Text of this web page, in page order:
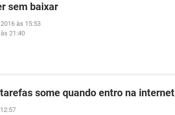
sem baixar
às 15:53
21:40
some quando entro na internet